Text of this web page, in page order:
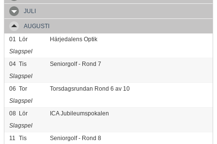
JULI
AUGUSTI
01
Lör
Härjedalens Optik
Slagspel
04 Tis
Seniorgolf - Rond 7
Slagspel
06 Tor
Torsdagsrundan Rond 6 av 10
Slagspel
08 Lör
ICA Jubileumspokalen
Slagspel
11
Tis
Seniorgolf - Rond 8